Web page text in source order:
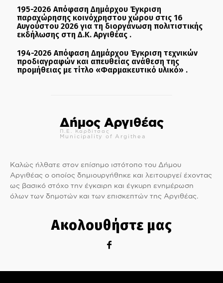
195-2026 Απόφαση Δημάρχου Έγκριση
παραχώρησης κοινόχρηστου χώρου στις 16
Αυγούστου 2026 για τη διοργάνωση πολιτιστικής
εκδήλωσης στη Δ.Κ. Αργιθέας .
194-2026 Απόφαση Δημάρχου Έγκριση τεχνικών
προδιαγραφών και απευθείας ανάθεση της
προμήθειας με τίτλο «Φαρμακευτικό υλικό» .
Δήμος Αργιθέας
Π.Ε. Καρδίτσας
Municipality of Argithea
Καλώς ήλθατε στον επίσημο ιστότοπο του Δήμου
Αργιθέας ο οποίος δημιουργήθηκε και λειτουργεί έχοντας
ως βασικό στόχο την έγκαιρη και έγκυρη ενημέρωση
όλων των δημοτών και των επισκεπτών της Αργιθέας.
Ακολουθήστε μας